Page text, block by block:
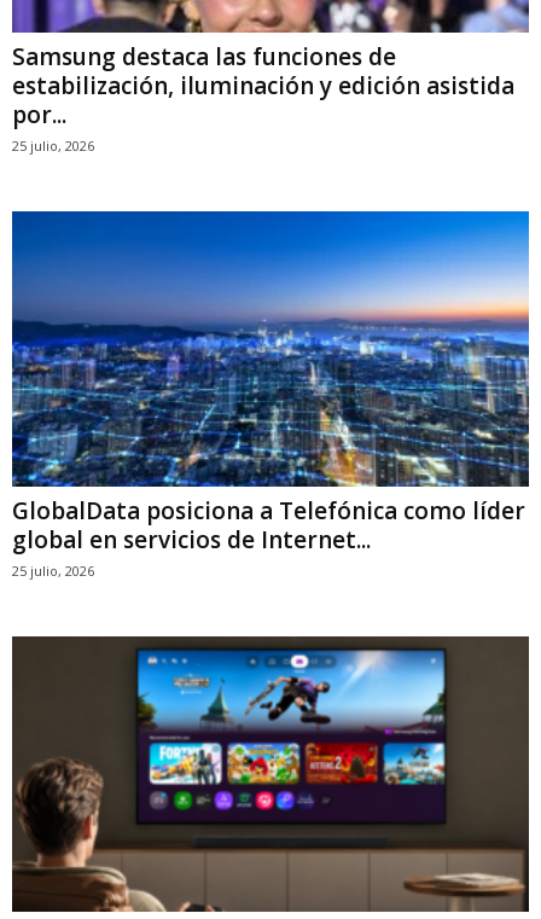
Samsung destaca las funciones de
estabilización, iluminación y edición asistida
por...
25 julio, 2026
GlobalData posiciona a Telefónica como líder
global en servicios de Internet...
25 julio, 2026